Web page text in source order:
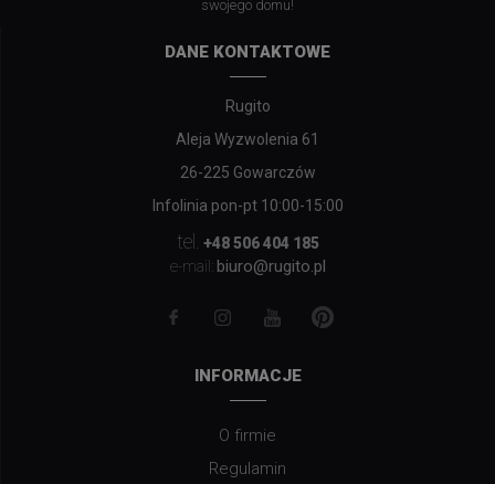
swojego domu!
DANE KONTAKTOWE
Rugito
Aleja Wyzwolenia 61
26-225 Gowarczów
Infolinia pon-pt 10:00-15:00
tel.
+48 506 404 185
e-mail: biuro@rugito.pl
INFORMACJE
O firmie
Regulamin